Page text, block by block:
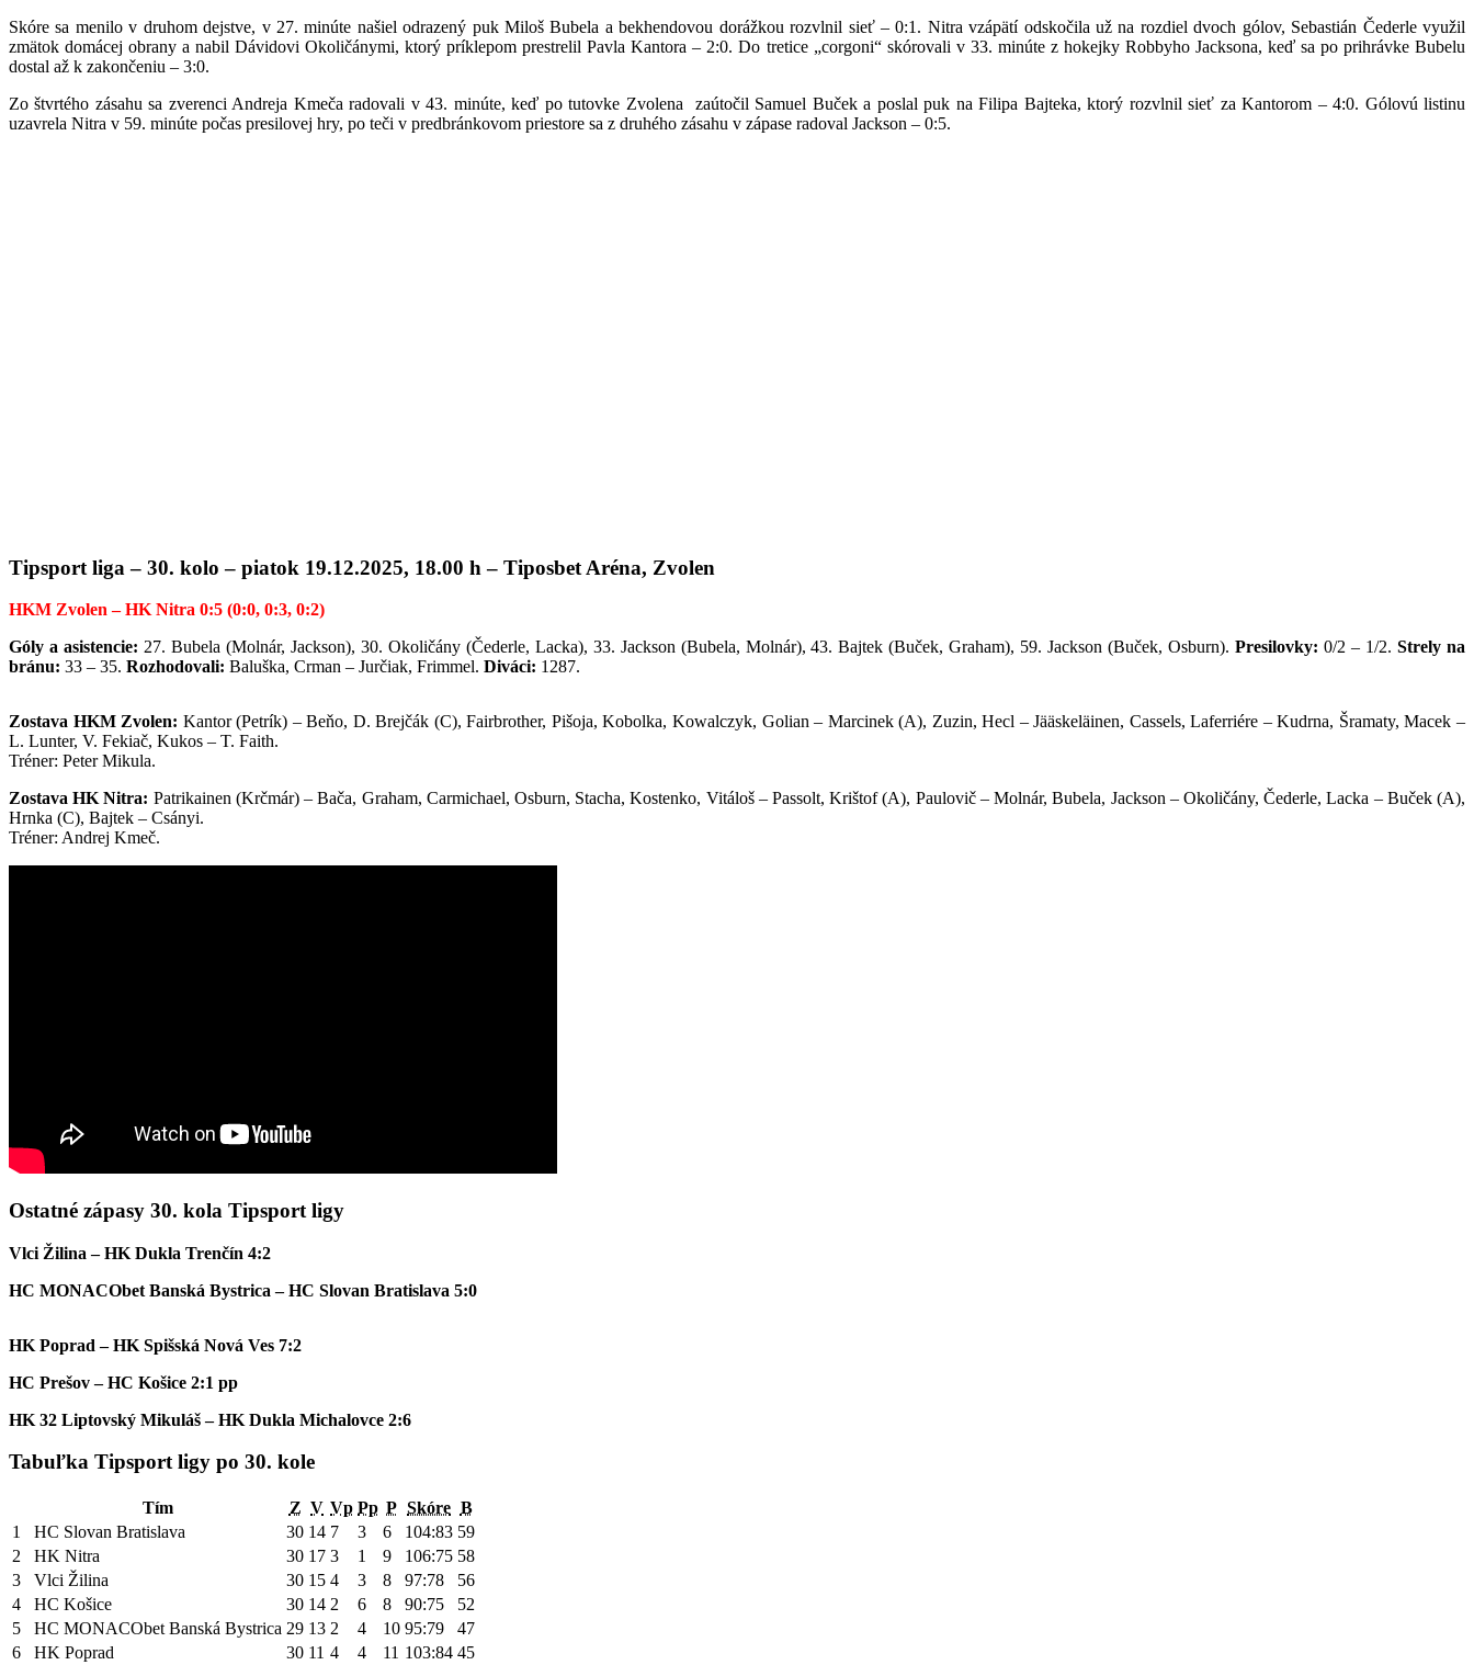
Skóre sa menilo v druhom dejstve, v 27. minúte našiel odrazený puk Miloš Bubela a bekhendovou dorážkou rozvlnil sieť – 0:1. Nitra vzápätí odskočila už na rozdiel dvoch gólov, Sebastián Čederle využil
zmätok domácej obrany a nabil Dávidovi Okoličánymi, ktorý príklepom prestrelil Pavla Kantora – 2:0. Do tretice „corgoni“ skórovali v 33. minúte z hokejky Robbyho Jacksona, keď sa po prihrávke Bubelu
dostal až k zakončeniu – 3:0.
Zo štvrtého zásahu sa zverenci Andreja Kmeča radovali v 43. minúte, keď po tutovke Zvolena zaútočil Samuel Buček a poslal puk na Filipa Bajteka, ktorý rozvlnil sieť za Kantorom – 4:0. Gólovú listinu
uzavrela Nitra v 59. minúte počas presilovej hry, po teči v predbránkovom priestore sa z druhého zásahu v zápase radoval Jackson – 0:5.
Tipsport liga – 30. kolo – piatok 19.12.2025, 18.00 h – Tiposbet Aréna, Zvolen
HKM Zvolen – HK Nitra 0:5 (0:0, 0:3, 0:2)
Góly a asistencie: 27. Bubela (Molnár, Jackson), 30. Okoličány (Čederle, Lacka), 33. Jackson (Bubela, Molnár), 43. Bajtek (Buček, Graham), 59. Jackson (Buček, Osburn).Presilovky: 0/2 – 1/2.Strely na
bránu: 33 – 35. Rozhodovali: Baluška, Crman – Jurčiak, Frimmel. Diváci: 1287.
Zostava HKM Zvolen: Kantor (Petrík) – Beňo, D. Brejčák (C), Fairbrother, Pišoja, Kobolka, Kowalczyk, Golian – Marcinek (A), Zuzin, Hecl – Jääskeläinen, Cassels, Laferriére – Kudrna, Šramaty, Macek –
L. Lunter, V. Fekiač, Kukos – T. Faith.
Tréner: Peter Mikula.
Zostava HK Nitra: Patrikainen (Krčmár) – Bača, Graham, Carmichael, Osburn, Stacha, Kostenko, Vitáloš – Passolt, Krištof (A), Paulovič – Molnár, Bubela, Jackson – Okoličány, Čederle, Lacka – Buček (A),
Hrnka (C), Bajtek – Csányi.
Tréner: Andrej Kmeč.
Ostatné zápasy 30. kola Tipsport ligy
Vlci Žilina – HK Dukla Trenčín 4:2
HC MONACObet Banská Bystrica – HC Slovan Bratislava 5:0
HK Poprad – HK Spišská Nová Ves 7:2
HC Prešov – HC Košice 2:1 pp
HK 32 Liptovský Mikuláš – HK Dukla Michalovce 2:6
Tabuľka Tipsport ligy po 30. kole
Tím Z V Vp Pp P Skóre B
1
HC Slovan Bratislava 30 14 7 3 6 104:83 59
2
HK Nitra 30 17 3 1 9 106:75 58
3
Vlci Žilina 30 15 4 3 8 97:78
56
4
HC Košice 30 14 2 6 8 90:75
52
5
HC MONACObet Banská Bystrica 29 13 2 4 10 95:79
47
6
HK Poprad 30 11 4 4 11 103:84 45